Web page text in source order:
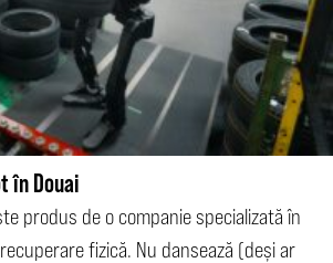
în Douai
produs de o companie specializată în
fizică. Nu dansează (deși ar